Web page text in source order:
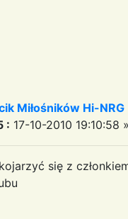
Miłośników Hi-NRG
: 17-10-2010 19:10:58
się z